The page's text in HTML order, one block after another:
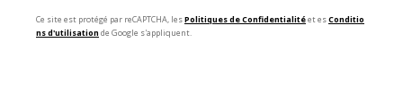
Ce site est protégé par reCAPTCHA, lesPolitiques de Confidentialitéet esConditio
ns d'utilisation de Google s'appliquent.